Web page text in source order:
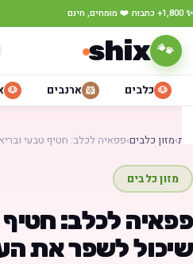
·❤️ מומחים, חינם
🐾
shix
🐶 כלבים 🐹 ארנבים 🐶
›מזון כלבים›פפאיה לכלב: חטיף טבעי
מזון כלבים
לכלב: חטיף
לשפר את